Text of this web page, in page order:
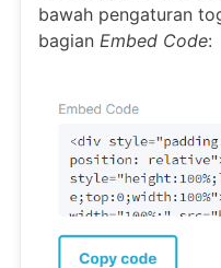
bawah pengaturan
bagian Embed Code: